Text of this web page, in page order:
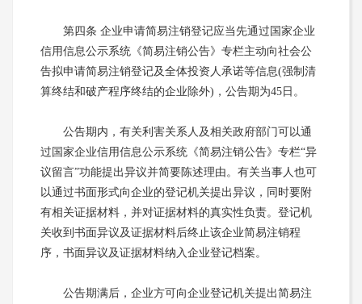
第四条 企业申请简易注销登记应当先通过国家企业
信用信息公示系统《简易注销公告》专栏主动向社会公
告拟申请简易注销登记及全体投资人承诺等信息(强制清
算终结和破产程序终结的企业除外)，公告期为45日。
公告期内，有关利害关系人及相关政府部门可以通
过国家企业信用信息公示系统《简易注销公告》专栏“异
议留言”功能提出异议并简要陈述理由。有关当事人也可
以通过书面形式向企业的登记机关提出异议，同时要附
有相关证据材料，并对证据材料的真实性负责。登记机
关收到书面异议及证据材料后终止该企业简易注销程
序，书面异议及证据材料纳入企业登记档案。
公告期满后，企业方可向企业登记机关提出简易注